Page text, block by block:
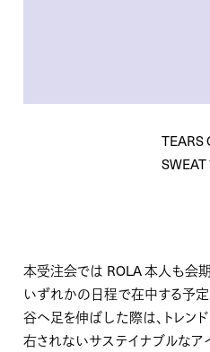
TEARS
本受注会では ROLA 本人も会
いずれかの日程で在中する予定
谷へ足を伸ばした際は、トレン
右されないサステイナブルなア